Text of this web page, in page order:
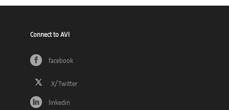
Connect to AVI
facebook
linkedin